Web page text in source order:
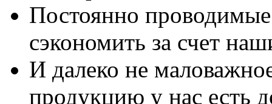
Постоянно
сэкономить за счет
И далеко не
продукцию у нас есть